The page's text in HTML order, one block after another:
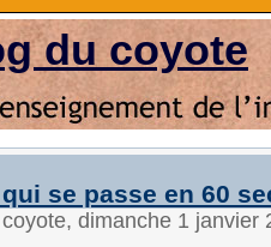
du coyote
qui se passe en 60
dimanche 1 janvier